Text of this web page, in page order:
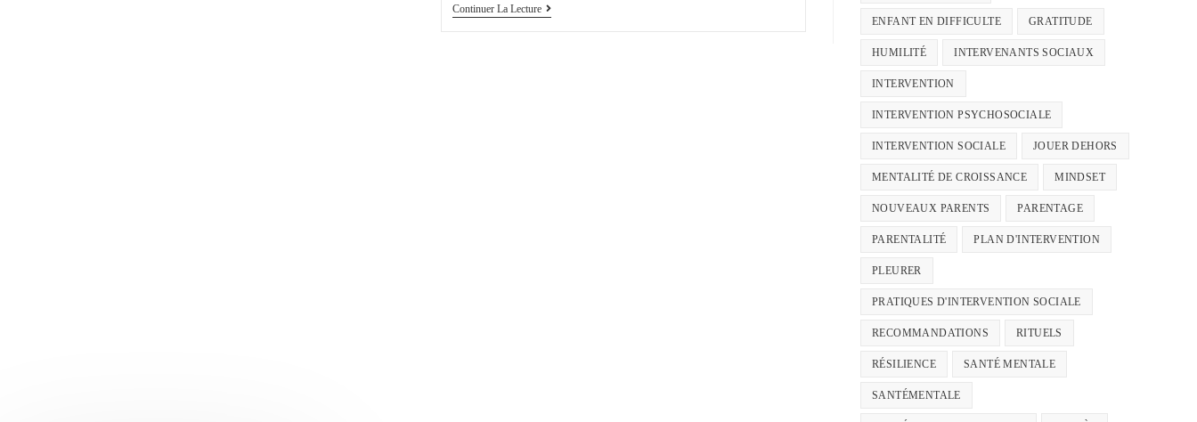
Continuer La LectureIdentité
ENFANT EN DIFFICULTE GRATITUDE
HUMILITÉ INTERVENANTS SOCIAUX
INTERVENTION
INTERVENTION PSYCHOSOCIALE
INTERVENTION SOCIALE JOUER DEHORS
MENTALITÉ DE CROISSANCE MINDSET
NOUVEAUX PARENTS PARENTAGE
PARENTALITÉ PLAN D'INTERVENTION
PLEURER
PRATIQUES D'INTERVENTION SOCIALE
RECOMMANDATIONS RITUELS
RÉSILIENCE SANTÉ MENTALE
SANTÉMENTALE